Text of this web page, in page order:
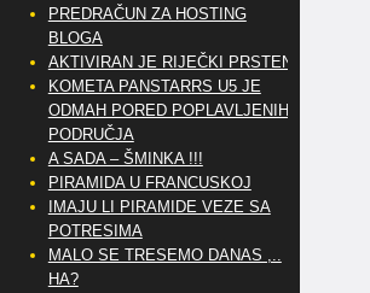
PREDRAČUN ZA HOSTING
BLOGA
AKTIVIRAN JE RIJEČKI PRSTEN
KOMETA PANSTARRS U5 JE
ODMAH PORED POPLAVLJENIH
PODRUČJA
A SADA – ŠMINKA !!!
PIRAMIDA U FRANCUSKOJ
IMAJU LI PIRAMIDE VEZE SA
POTRESIMA
MALO SE TRESEMO DANAS ,..
HA?